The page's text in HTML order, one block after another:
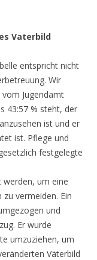
Vaterbild
entspricht nicht
Wir
Jugendamt
43:57 % steht, der
ist und er
ist. Pflege und
festgelegte
um eine
vermeiden. Ein
und
Er wurde
umzuziehen, um
Väterbild